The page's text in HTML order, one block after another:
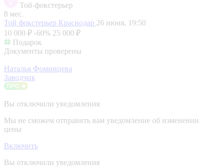
Той-фокстерьер
8 мес.
Той фокстерьер Краснодар 26 июня, 19:50
10 000 ₽ -60% 25 000 ₽
Подарок
Документы проверены
Наталья Фоминцева
Заводчик
Вы отключили уведомления
Мы не сможем отправить вам уведомление об изменении
цены
Включить
Вы отключили уведомления